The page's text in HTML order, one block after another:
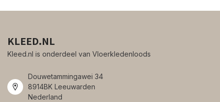
KLEED.NL
Kleed.nl is onderdeel van Vloerkledenloods
Douwetammingawei 34
8914BK Leeuwarden
Nederland